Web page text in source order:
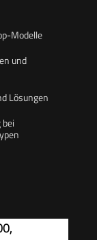
Modelle
und
Lösungen